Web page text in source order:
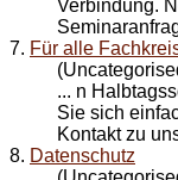
Verbindung.
7. Für alle
... n
Sie sich
Kontaktzu
8. Datenschutz